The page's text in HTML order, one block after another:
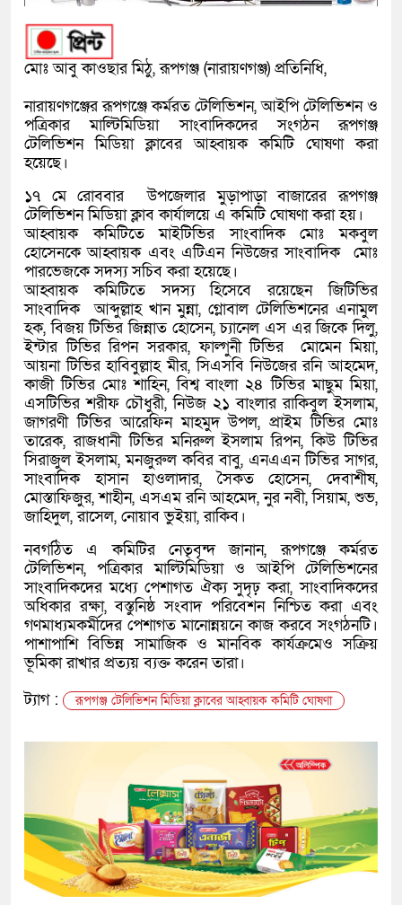
মোঃ আবু কাওছার মিঠু, ‎রূপগঞ্জ (নারায়ণগঞ্জ) প্রতিনিধি,
‎নারায়ণগঞ্জের রূপগঞ্জে কর্মরত টেলিভিশন, আইপি টেলিভিশন ও
পত্রিকার মাল্টিমিডিয়া সাংবাদিকদের সংগঠন রূপগঞ্জ
টেলিভিশন মিডিয়া ক্লাবের আহ্বায়ক কমিটি ঘোষণা করা
হয়েছে।
১৭ মে রোববার উপজেলার মুড়াপাড়া বাজারের রূপগঞ্জ
টেলিভিশন মিডিয়া ক্লাব কার্যালয়ে এ কমিটি ঘোষণা করা হয়।
‎আহ্বায়ক কমিটিতে মাইটিভির সাংবাদিক মোঃ মকবুল
হোসেনকে আহ্বায়ক এবং এটিএন নিউজের সাংবাদিক মোঃ
পারভেজকে সদস্য সচিব করা হয়েছে।
‎আহ্বায়ক কমিটিতে সদস্য হিসেবে রয়েছেন জিটিভির
সাংবাদিক আব্দুল্লাহ খান মুন্না, গ্লোবাল টেলিভিশনের এনামুল
হক, বিজয় টিভির জিন্নাত হোসেন, চ্যানেল এস এর জিকে দিলু,
ইন্টার টিভির রিপন সরকার, ফাল্গুনী টিভির মোমেন মিয়া,
আয়না টিভির হাবিবুল্লাহ মীর, সিএসবি নিউজের রনি আহমেদ,
কাজী টিভির মোঃ শাহিন, বিশ্ব বাংলা ২৪ টিভির মাছুম মিয়া,
এসটিভির শরীফ চৌধুরী, নিউজ ২১ বাংলার রাকিবুল ইসলাম,
জাগরণী টিভির আরেফিন মাহমুদ উপল, প্রাইম টিভির মোঃ
তারেক, রাজধানী টিভির মনিরুল ইসলাম রিপন, কিউ টিভির
সিরাজুল ইসলাম, মনজুরুল কবির বাবু, এনএএন টিভির সাগর,
সাংবাদিক হাসান হাওলাদার, সৈকত হোসেন, দেবাশীষ,
মোস্তাফিজুর, শাহীন, এসএম রনি আহমেদ, নুর নবী, সিয়াম, শুভ,
জাহিদুল, রাসেল, নোয়াব ভুইয়া, রাকিব।
‎নবগঠিত এ কমিটির নেতৃবৃন্দ জানান, রূপগঞ্জে কর্মরত
টেলিভিশন, পত্রিকার মাল্টিমিডিয়া ও আইপি টেলিভিশনের
সাংবাদিকদের মধ্যে পেশাগত ঐক্য সুদৃঢ় করা, সাংবাদিকদের
অধিকার রক্ষা, বস্তুনিষ্ঠ সংবাদ পরিবেশন নিশ্চিত করা এবং
গণমাধ্যমকর্মীদের পেশাগত মানোন্নয়নে কাজ করবে সংগঠনটি।
পাশাপাশি বিভিন্ন সামাজিক ও মানবিক কার্যক্রমেও সক্রিয়
ভূমিকা রাখার প্রত্যয় ব্যক্ত করেন তারা।
ট্যাগ :
রূপগঞ্জ টেলিভিশন মিডিয়া ক্লাবের আহ্বায়ক কমিটি ঘোষণা